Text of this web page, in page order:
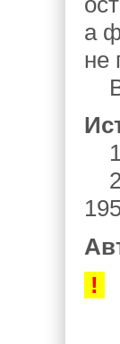
а
не
!